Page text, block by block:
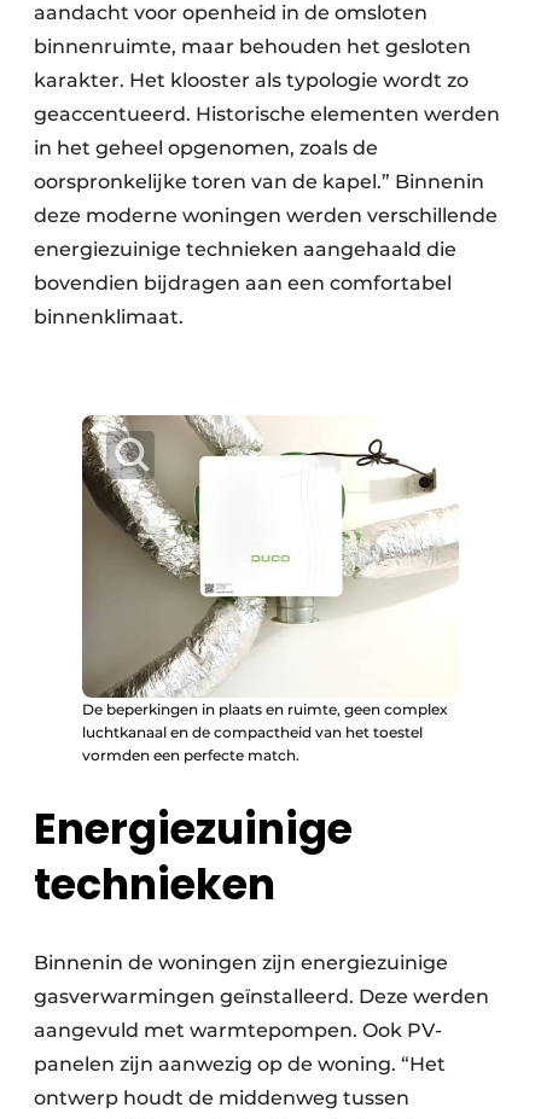
aandacht voor openheid in de omsloten
binnenruimte, maar behouden het gesloten
karakter. Het klooster als typologie wordt zo
geaccentueerd. Historische elementen werden
in het geheel opgenomen, zoals de
oorspronkelijke toren van de kapel.” Binnenin
deze moderne woningen werden verschillende
energiezuinige technieken aangehaald die
bovendien bijdragen aan een comfortabel
binnenklimaat.
De beperkingen in plaats en ruimte, geen complex
luchtkanaal en de compactheid van het toestel
vormden een perfecte match.
Energiezuinige
technieken
Binnenin de woningen zijn energiezuinige
gasverwarmingen geïnstalleerd. Deze werden
aangevuld met warmtepompen. Ook PV-
panelen zijn aanwezig op de woning. “Het
ontwerp houdt de middenweg tussen